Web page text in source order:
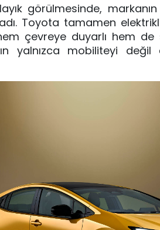
layık görülmesinde,
Toyota tamamen
çevreye duyarlı hem
yalnızca mobiliteyi